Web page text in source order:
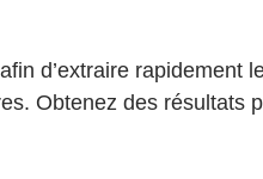
d’extraire rapidement
Obtenez des résultats